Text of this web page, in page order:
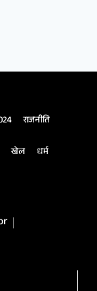
राजनीति
खेल धर्म